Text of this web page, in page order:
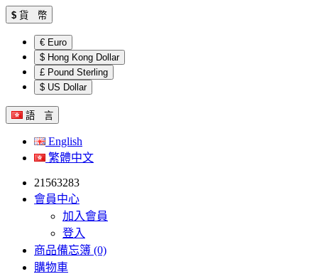
$ 貨 幣
€ Euro
$ Hong Kong Dollar
£ Pound Sterling
$ US Dollar
語 言
English
繁體中文
21563283
會員中心
加入會員
登入
商品備忘簿 (0)
購物車